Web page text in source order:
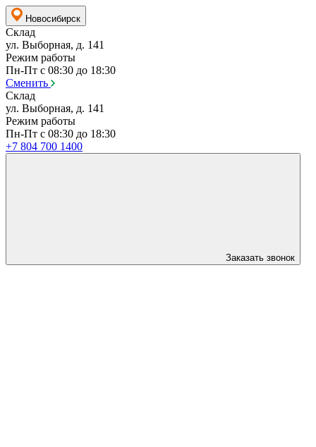
Новосибирск
Склад
ул. Выборная, д. 141
Режим работы
Пн-Пт с 08:30 до 18:30
Сменить
Склад
ул. Выборная, д. 141
Режим работы
Пн-Пт с 08:30 до 18:30
+7 804 700 1400
Заказать звонок